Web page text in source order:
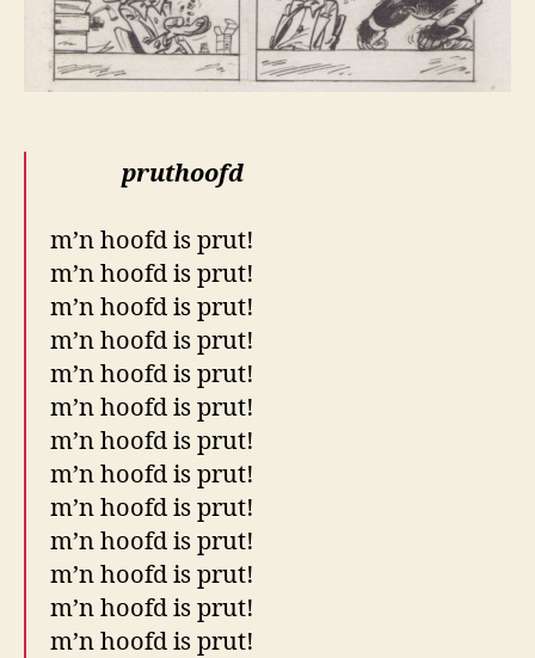
pruthoofd
m’n hoofd is prut!
m’n hoofd is prut!
m’n hoofd is prut!
m’n hoofd is prut!
m’n hoofd is prut!
m’n hoofd is prut!
m’n hoofd is prut!
m’n hoofd is prut!
m’n hoofd is prut!
m’n hoofd is prut!
m’n hoofd is prut!
m’n hoofd is prut!
m’n hoofd is prut!